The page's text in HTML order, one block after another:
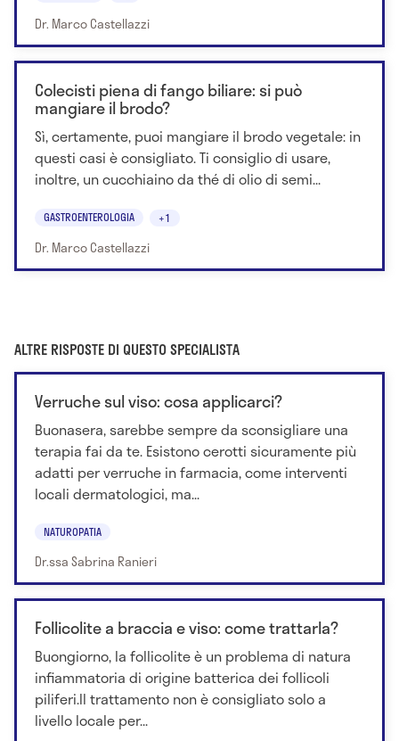
Dr. Marco Castellazzi
Colecisti piena di fango biliare: si può
mangiare il brodo?
Sì, certamente, puoi mangiare il brodo vegetale: in
questi casi è consigliato. Ti consiglio di usare,
inoltre, un cucchiaino da thé di olio di semi...
GASTROENTEROLOGIA +1
Dr. Marco Castellazzi
ALTRE RISPOSTE DI QUESTO SPECIALISTA
Verruche sul viso: cosa applicarci?
Buonasera, sarebbe sempre da sconsigliare una
terapia fai da te. Esistono cerotti sicuramente più
adatti per verruche in farmacia, come interventi
locali dermatologici, ma...
NATUROPATIA
Dr.ssa Sabrina Ranieri
Follicolite a braccia e viso: come trattarla?
Buongiorno, la follicolite è un problema di natura
infiammatoria di origine batterica dei follicoli
piliferi.Il trattamento non è consigliato solo a
livello locale per...